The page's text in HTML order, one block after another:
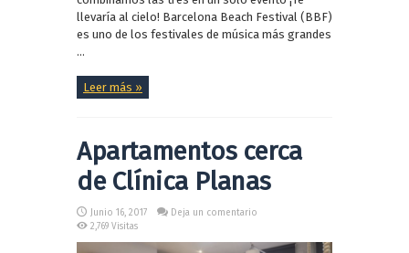
llevaría al cielo! Barcelona Beach Festival (BBF)
es uno de los festivales de música más grandes
...
Leer más »
Apartamentos cerca
de Clínica Planas
Junio 16, 2017
Deja un comentario
2,769 Visitas